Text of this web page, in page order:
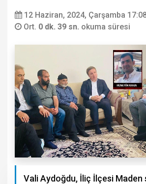
12 Haziran, 2024, Çarşamba
Ort. 0 dk. 39 sn. okuma süresi
Vali Aydoğdu, İliç İlçesi Maden